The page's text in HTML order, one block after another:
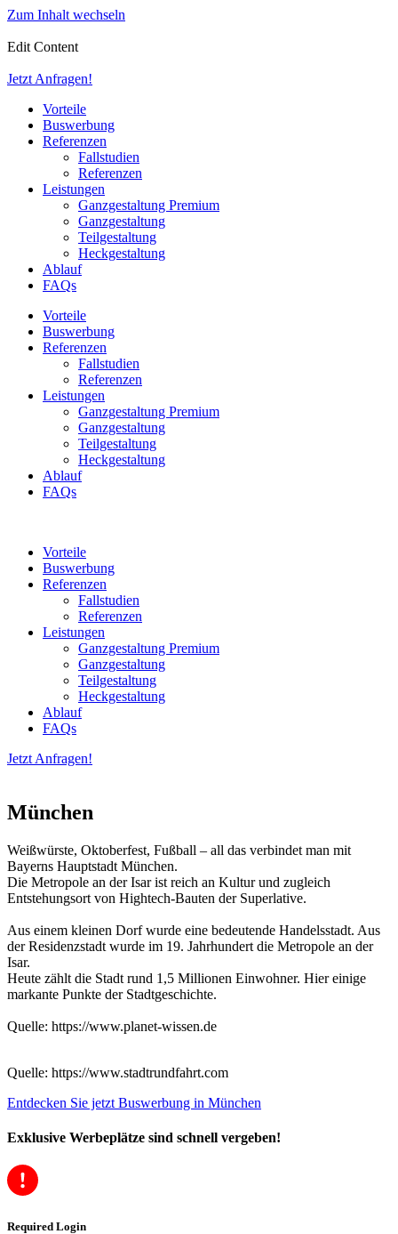
Zum Inhalt wechseln
Edit Content
Jetzt Anfragen!
Vorteile
Buswerbung
Referenzen
Fallstudien
Referenzen
Leistungen
Ganzgestaltung Premium
Ganzgestaltung
Teilgestaltung
Heckgestaltung
Ablauf
FAQs
Vorteile
Buswerbung
Referenzen
Fallstudien
Referenzen
Leistungen
Ganzgestaltung Premium
Ganzgestaltung
Teilgestaltung
Heckgestaltung
Ablauf
FAQs
Vorteile
Buswerbung
Referenzen
Fallstudien
Referenzen
Leistungen
Ganzgestaltung Premium
Ganzgestaltung
Teilgestaltung
Heckgestaltung
Ablauf
FAQs
Jetzt Anfragen!
München
Weißwürste, Oktoberfest, Fußball – all das verbindet man mit
Bayerns Hauptstadt München.
Die Metropole an der Isar ist reich an Kultur und zugleich
Entstehungsort von Hightech-Bauten der Superlative.
Aus einem kleinen Dorf wurde eine bedeutende Handelsstadt. Aus
der Residenzstadt wurde im 19. Jahrhundert die Metropole an der
Isar.
Heute zählt die Stadt rund 1,5 Millionen Einwohner. Hier einige
markante Punkte der Stadtgeschichte.
Quelle: https://www.planet-wissen.de
Quelle: https://www.stadtrundfahrt.com
Entdecken Sie jetzt Buswerbung in München
Exklusive Werbeplätze sind schnell vergeben!
Required Login